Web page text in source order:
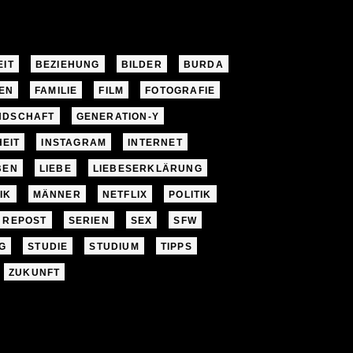
BEZIEHUNG BILDER BURDA
FAMILIE FILM FOTOGRAFIE
GENERATION-Y
INSTAGRAM INTERNET
LIEBE LIEBESERKLÄRUNG
MÄNNER NETFLIX POLITIK
REPOST SERIEN SEX SFW
STUDIE STUDIUM TIPPS
ZUKUNFT